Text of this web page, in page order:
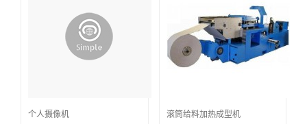
个人摄像机 滚筒给料加热成型机